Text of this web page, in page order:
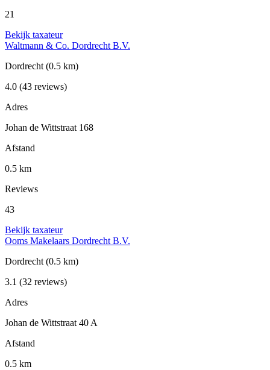
21
Bekijk taxateur
Waltmann & Co. Dordrecht B.V.
Dordrecht (0.5 km)
4.0 (43 reviews)
Adres
Johan de Wittstraat 168
Afstand
0.5 km
Reviews
43
Bekijk taxateur
Ooms Makelaars Dordrecht B.V.
Dordrecht (0.5 km)
3.1 (32 reviews)
Adres
Johan de Wittstraat 40 A
Afstand
0.5 km